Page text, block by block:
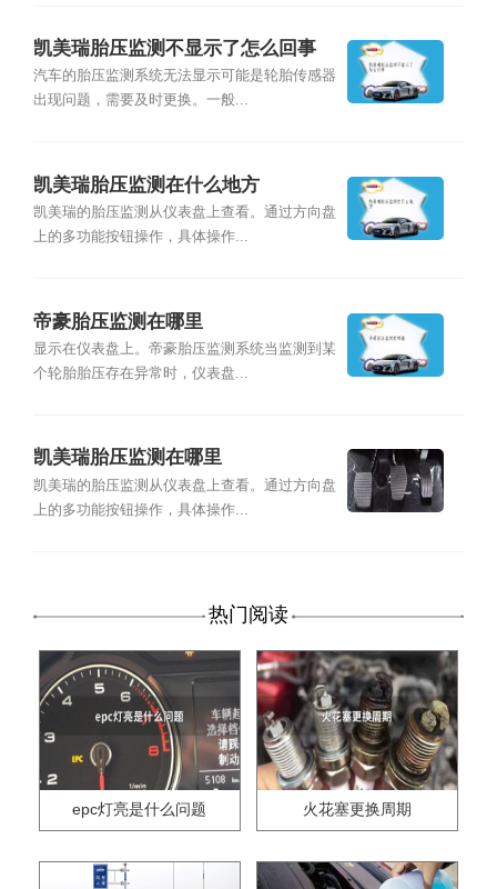
凯美瑞胎压监测不显示了怎么回事
汽车的胎压监测系统无法显示可能是轮胎传感器
出现问题，需要及时更换。一般...
凯美瑞胎压监测在什么地方
凯美瑞的胎压监测从仪表盘上查看。通过方向盘
上的多功能按钮操作，具体操作...
帝豪胎压监测在哪里
显示在仪表盘上。帝豪胎压监测系统当监测到某
个轮胎胎压存在异常时，仪表盘...
凯美瑞胎压监测在哪里
凯美瑞的胎压监测从仪表盘上查看。通过方向盘
上的多功能按钮操作，具体操作...
热门阅读
epc灯亮是什么问题 火花塞更换周期